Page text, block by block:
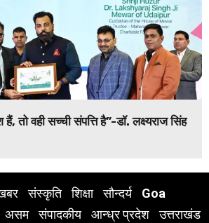
वही सच्ची संपत्ति है”-डॉ. लक्ष्यराज सिंह
संस्कृति शिक्षा सौन्दर्य
Goa
असम संपादकीय आन्ध्र प्रदेश
उत्तराखंड